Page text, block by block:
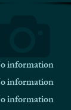
information
information
information